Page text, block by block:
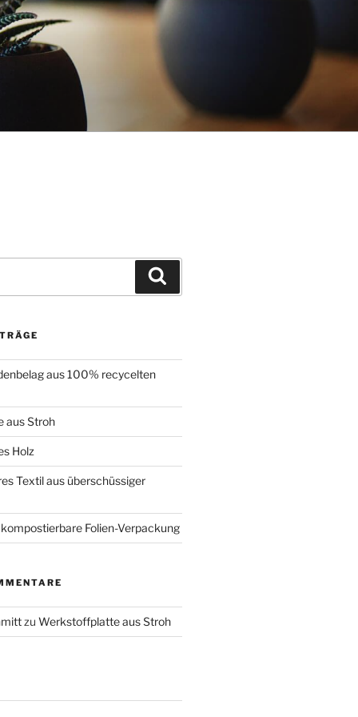
aus 100% recycelten
aus Stroh
Holz
Textil aus überschüssiger
Folien-Verpackung
zu Werkstoffplatte aus Stroh